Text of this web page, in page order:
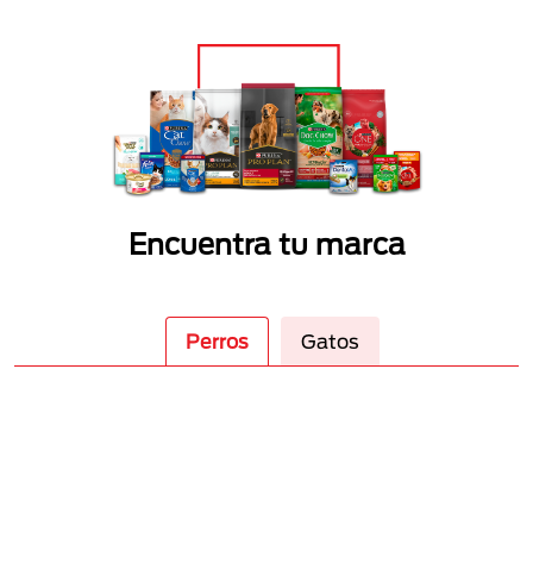
Encuentra tu marca
Perros Gatos